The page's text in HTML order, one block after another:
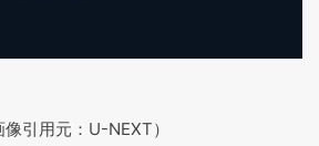
像引用元：U-NEXT）